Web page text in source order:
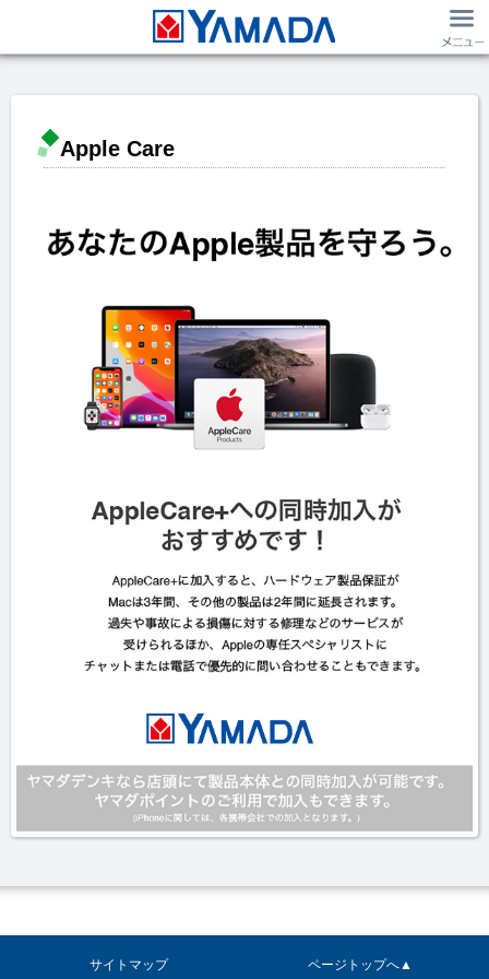
Apple Care
サイトマップ ページトップへ▲